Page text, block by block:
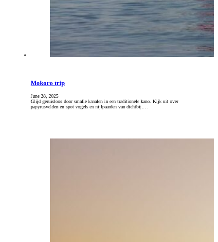
Mokoro trip
June 28, 2025
Glijd geruisloos door smalle kanalen in een traditionele kano. Kijk uit over
papyrusvelden en spot vogels en nijlpaarden van dichtbij.…